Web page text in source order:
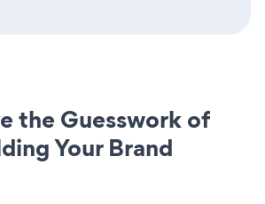
the Guesswork of
Your Brand